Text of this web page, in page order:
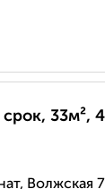
33м²,
Волжская